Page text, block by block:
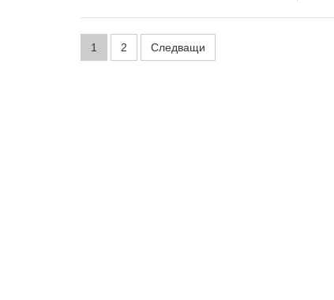
Н
1 2 Следващи